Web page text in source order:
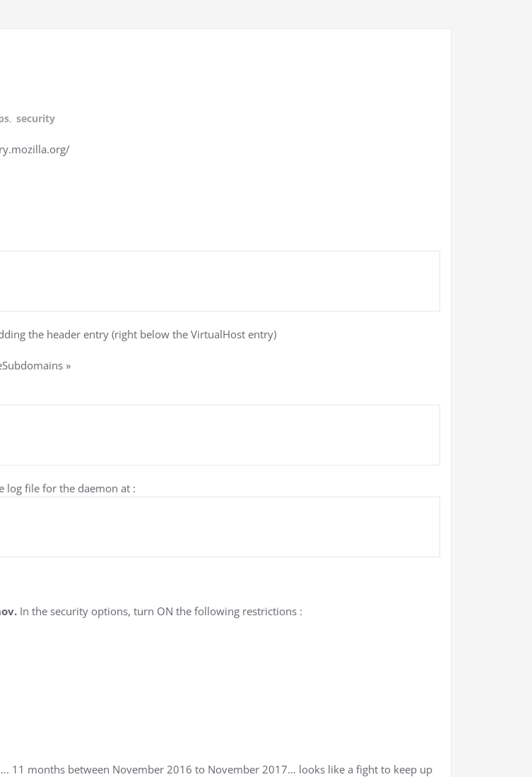
, security
the header entry (right below the VirtualHost entry)
»
log file for the daemon at :
In the security options, turn ON the following restrictions :
11 months between November 2016 to November 2017… looks like a fight to keep up